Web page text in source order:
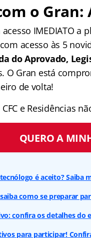
o
IMEDIATO
acesso às 5
do Aprovado,
O Gran está
de volta!
e Residências
QUERO A
é aceito? Saiba
como se preparar
confira os detalhes do
para participar!